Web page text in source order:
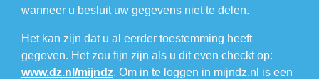
wanneer u besluit uw gegevens niet te delen.
Het kan zijn dat u al eerder toestemming heeft
gegeven. Het zou fijn zijn als u dit even checkt op:
www.dz.nl/mijndz. Om in te loggen in mijndz.nl is een